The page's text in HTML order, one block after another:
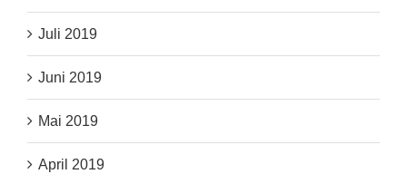
Juli 2019
Juni 2019
Mai 2019
April 2019